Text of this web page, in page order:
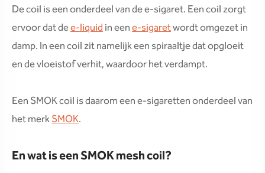
De coil is een onderdeel van de e-sigaret. Een coil zorgt
ervoor dat dee-liquidin eene-sigaretwordt omgezet in
damp. In een coil zit namelijk een spiraaltje dat opgloeit
en de vloeistof verhit, waardoor het verdampt.
Een SMOK coil is daarom een e-sigaretten onderdeel van
het merkSMOK.
En wat is een SMOK mesh coil?